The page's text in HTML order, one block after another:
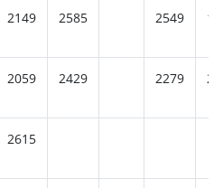
2149 2585 2549
2059 2429 2279
2615